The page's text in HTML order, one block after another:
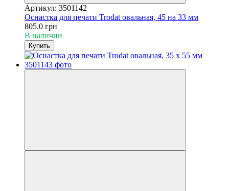
Артикул: 3501142
Оснастка для печати Trodat овальная, 45 на 33 мм
805.0 грн
В наличии
Купить